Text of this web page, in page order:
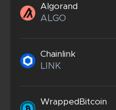
Algorand
ALGO
Chainlink
LINK
WrappedBitcoin